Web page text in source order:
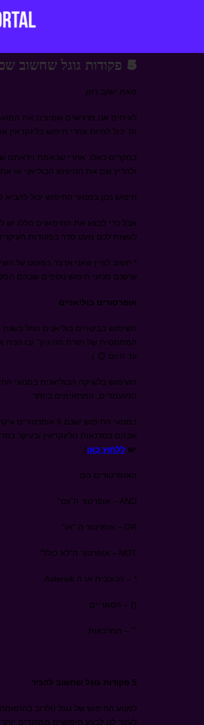
5 פקודות גוגל שחשוב שכל איש סורסינג יכיר
מאת יעקב רוזן
לעיתים אנו מרגישים שמיצינו את
זה יכול להיות אחרי חיפוש
במקרים כאלו, אחרי שבאמת וידאתם
ולהריץ שם את החיפוש הבוליאני או
חיפוש נכון במנועי החיפוש יכול
אבל כדי לבצע את החיפושים הללו יש
לעשות לכם מעט סדר בפקודות
* חשוב לציין שאני אדבר בפוסט על
שישנם מנועי חיפוש נוספים שבהם
אופרטורים בוליאניים
השימוש בביטויים בוליאנים החל בשנת 1847 כאשר
המתמטית של תורת ההיגיון" ובו
עד היום 😊
).
השימוש בלוגיקה הבוליאנית במנועי
המועמדים, המתאימים ביותר.
במנועי החיפוש
שבהם בסדנאות הלינקדאין ובעיקר
יש ללחוץ כאן).
האופרטורים הם:
AND – אופרטור ה"גם"
OR – אופרטור ה "או"
NOT – אופרטור ה"לא כולל"
* – הכוכבית או ה Asterisk
() – הסוגריים
“” – המרכאות
5 פקודות גוגל שחשוב להכיר
למנוע החיפוש של גוגל (ולרוב
לעזור לנו לבצע חיפושים ממוקדים